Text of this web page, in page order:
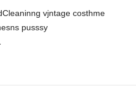
vjntage costhme
pusssy